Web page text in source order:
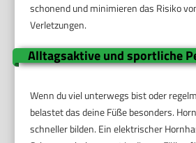
schonend und minimieren das Risiko
Verletzungen.
Alltagsaktive und sportliche
Wenn du viel unterwegs bist oder
belastet das deine Füße besonders.
schneller bilden. Ein elektrischer